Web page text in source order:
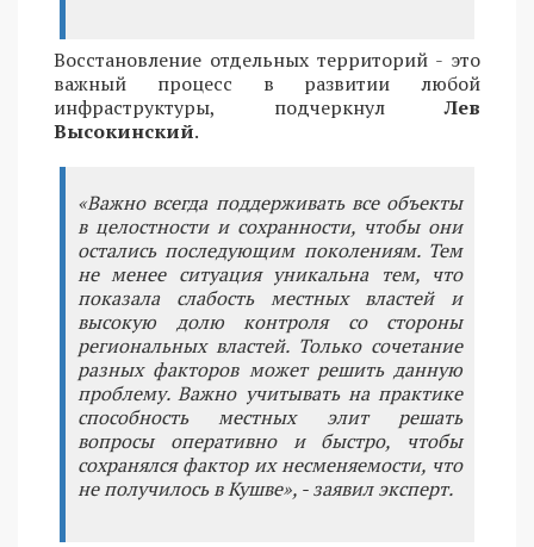
Восстановление отдельных территорий - это
важный процесс в развитии любой
инфраструктуры, подчеркнулЛев
Высокинский.
«Важно всегда поддерживать все объекты
в целостности и сохранности, чтобы они
остались последующим поколениям. Тем
не менее ситуация уникальна тем, что
показала слабость местных властей и
высокую долю контроля со стороны
региональных властей. Только сочетание
разных факторов может решить данную
проблему. Важно учитывать на практике
способность местных элит решать
вопросы оперативно и быстро, чтобы
сохранялся фактор их несменяемости, что
не получилось в Кушве», - заявил эксперт.